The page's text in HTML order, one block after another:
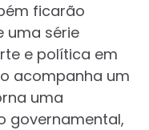
ficarão
uma série
e política em
acompanha um
uma
governamental,